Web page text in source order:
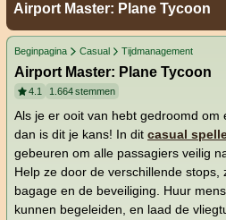
Airport Master: Plane Tycoon
Beginpagina Casual Tijdmanagement
Airport Master: Plane Tycoon
4.1 1.664stemmen
Als je er ooit van hebt gedroomd om
dan is dit je kans! In dit casual
gebeuren om alle passagiers veilig
Help ze door de verschillende stops,
bagage en de beveiliging. Huur
kunnen begeleiden, en laad de